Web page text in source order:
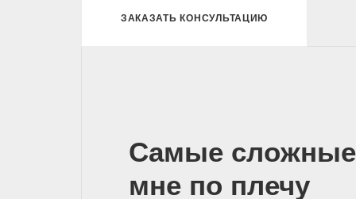
ЗАКАЗАТЬ КОНСУЛЬТАЦИЮ
Самые
мне по плечу